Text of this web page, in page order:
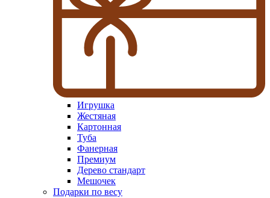
Игрушка
Жестяная
Картонная
Туба
Фанерная
Премиум
Дерево стандарт
Мешочек
Подарки по весу